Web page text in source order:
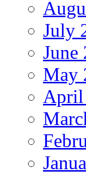
July
June
May
April